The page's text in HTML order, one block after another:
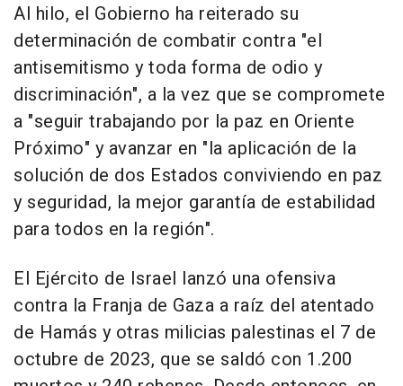
Al hilo, el Gobierno ha reiterado su
determinación de combatir contra "el
antisemitismo y toda forma de odio y
discriminación", a la vez que se compromete
a "seguir trabajando por la paz en Oriente
Próximo" y avanzar en "la aplicación de la
solución de dos Estados conviviendo en paz
y seguridad, la mejor garantía de estabilidad
para todos en la región".
El Ejército de Israel lanzó una ofensiva
contra la Franja de Gaza a raíz del atentado
de Hamás y otras milicias palestinas el 7 de
octubre de 2023, que se saldó con 1.200